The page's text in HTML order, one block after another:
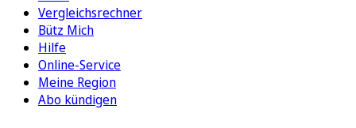
Vergleichsrechner
Bütz Mich
Hilfe
Online-Service
Meine Region
Abo kündigen